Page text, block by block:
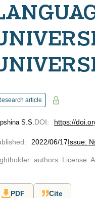
article
S.S. DOI: https://
: 2022/06/17Issue:
authors. License:
PDF Cite